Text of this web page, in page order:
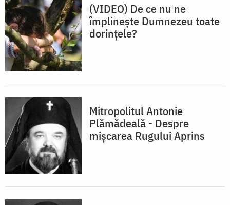
(VIDEO) De ce nu ne
împlinește Dumnezeu toate
dorințele?
Mitropolitul Antonie
Plămădeală - Despre
mișcarea Rugului Aprins